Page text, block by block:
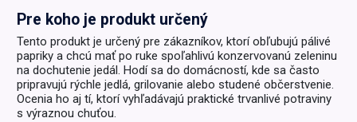
Pre koho je produkt určený
Tento produkt je určený pre zákazníkov, ktorí obľubujú pálivé
papriky a chcú mať po ruke spoľahlivú konzervovanú zeleninu
na dochutenie jedál. Hodí sa do domácností, kde sa často
pripravujú rýchle jedlá, grilovanie alebo studené občerstvenie.
Ocenia ho aj tí, ktorí vyhľadávajú praktické trvanlivé potraviny
s výraznou chuťou.